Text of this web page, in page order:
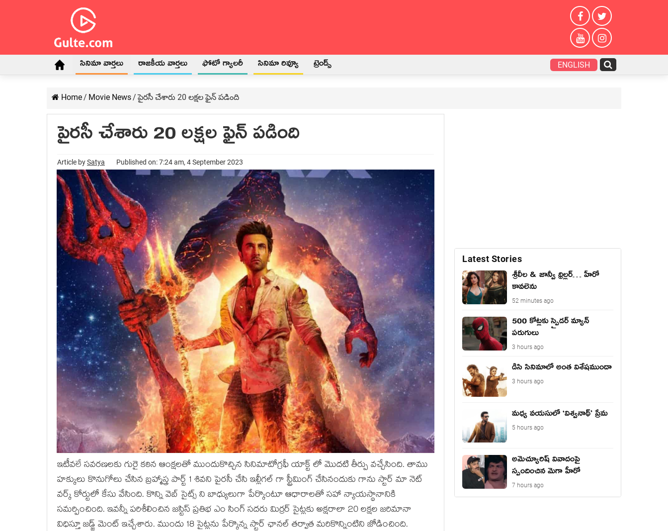
సినిమా వార్తలు రాజకీయ వార్తలు ఫోటో గ్యాలరీ సినిమా రివ్యూ ట్రెండ్స్ ENGLISH
Home/ Movie News/ పైరసీ చేశారు 20 లక్షల ఫైన్ పడింది
పైరసీ చేశారు 20 లక్షల ఫైన్ పడింది
Article bySatya Published on: 7:24 am, 4 September 2023
ఇటీవలే సవరణలకు గురై కఠిన ఆంక్షలతో ముందుకొచ్చిన సినిమాటోగ్రఫీ యాక్ట్ లో మొదటి తీర్పు వచ్చేసింది. తాము
హక్కులు కొనుగోలు చేసిన బ్రహ్మాస్త్ర పార్ట్ 1 శివని పైరసీ చేసి ఇల్లీగల్ గా స్ట్రీమింగ్ చేసినందుకు గాను స్టార్ మా నెట్
వర్క్ కోర్టులో కేసు వేసింది. కొన్ని వెబ్ సైట్స్ ని బాధ్యులుగా పేర్కొంటూ ఆధారాలతో సహా న్యాయస్థానానికి
సమర్పించింది. ఇవన్నీ పరిశీలించిన జస్టిస్ ప్రతిభ ఎం సింగ్ సదరు మిర్రర్ సైట్లకు అక్షరాలా 20 లక్షల జరిమానా
విధిస్తూ జడ్జ్ మెంట్ ఇచ్చేశారు. ముందు 18 సైట్లను పేర్కొన్న స్టార్ ఛానల్ తర్వాత మరికొన్నింటిని జోడించింది.
Latest Stories
శ్రీలీల & జాన్వీ థ్రిల్లర్… హీరో
కావలెను
52 minutes ago
500 కోట్లకు స్పైడర్ మ్యాన్
పరుగులు
3 hours ago
డిసి సినిమాలో అంత విశేషముందా
3 hours ago
మధ్య వయసులో ‘విశ్వనాథ్’ ప్రేమ
5 hours ago
అమెచ్యూరిష్ వివాదంపై
స్పందించిన మెగా హీరో
7 hours ago